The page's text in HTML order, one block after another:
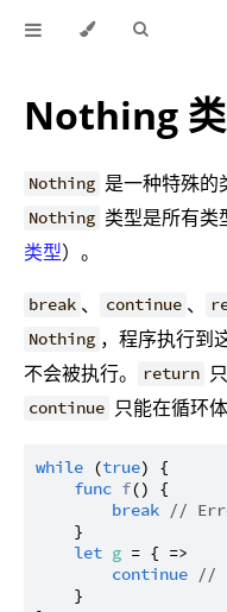
Nothing
Nothing 是一种特殊的
Nothing 类型是所有类
类型）。
break 、 continue 、
Nothing ，程序执行到
不会被执行。
return
continue 只能在循环
while (true) {
func f() {
break //
    }
let g = { =>
continue //
    }